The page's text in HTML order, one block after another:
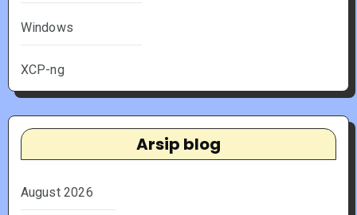
Windows
XCP-ng
Arsip blog
August 2026